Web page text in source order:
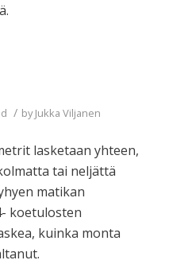
/ byJukka Viljanen
lasketaan yhteen,
tai neljättä
matikan
koetulosten
kuinka monta